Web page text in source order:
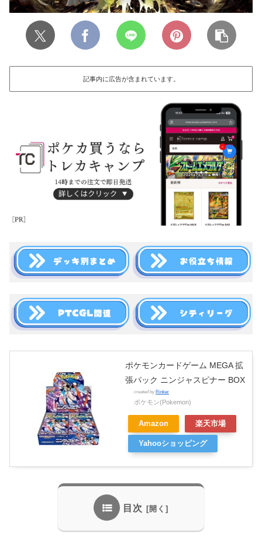
記事内に広告が含まれています。
ポケモンカードゲーム MEGA 拡
張パック ニンジャスピナー BOX
created by Rinker
ポケモン(Pokemon)
Amazon 楽天市場
Yahooショッピング
目次